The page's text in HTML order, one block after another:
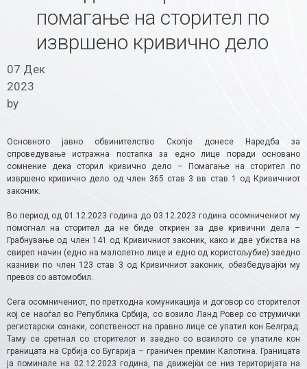
помагање на сторител по
извршено кривично дело
07 Дек
2023
by
Основното јавно обвинителство Скопје донесе Наредба за
спроведување истражна постапка за едно лице поради основано
сомнение дека сторил кривично дело – Помагање на сторител по
извршено кривично дело од член 365 став 3 вв став 1 од Кривичниот
законик.
Во период од 01.12.2023 година до 03.12.2023 година осомничениот му
помогнал на сторител да не биде откриен за две кривични дела –
Грабнување од член 141 од Кривичниот законик, како и две убиства на
свиреп начин (едно на малолетно лице и едно од користољубие) заедно
казниви по член 123 став 3 од Кривичниот законик, обезбедувајќи му
превоз со автомобил.
Сега осомничениот, по претходна комуникација и договор со сторителот
кој се наоѓал во Република Србија, со возило Ланд Ровер со струмички
регистарски ознаки, сопственост на правно лице се упатил кон Белград.
Таму се сретнал со сторителот и заедно со возилото се упатиле кон
границата на Србија со Бугарија – граничен премин Калотина. Границата
ја поминале на 02.12.2023 година, па движејќи се низ територијата на